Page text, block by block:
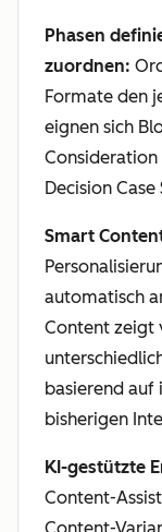
Phasen
zuordnen:
Formate den
eignen sich
Consideration
Decision
Smart
automatisch
Content zeigt
basierend auf
bisherigen
KI-gestützte
Content-